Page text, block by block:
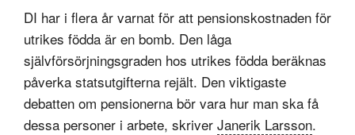
DI har i flera år varnat för att pensionskostnaden för
utrikes födda är en bomb. Den låga
självförsörjningsgraden hos utrikes födda beräknas
påverka statsutgifterna rejält. Den viktigaste
debatten om pensionerna bör vara hur man ska få
dessa personer i arbete, skriver Janerik Larsson.